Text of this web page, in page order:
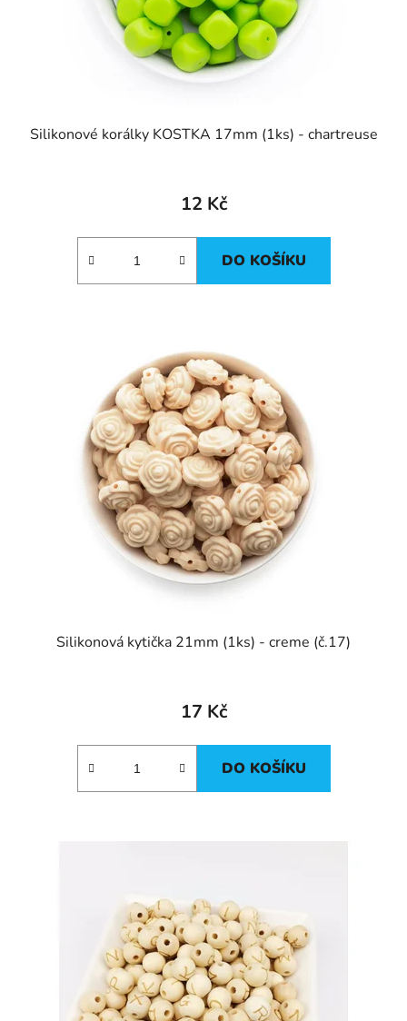
Silikonové korálky KOSTKA 17mm (1ks) - chartreuse
12 Kč
DO KOŠÍKU
Silikonová kytička 21mm (1ks) - creme (č.17)
17 Kč
DO KOŠÍKU